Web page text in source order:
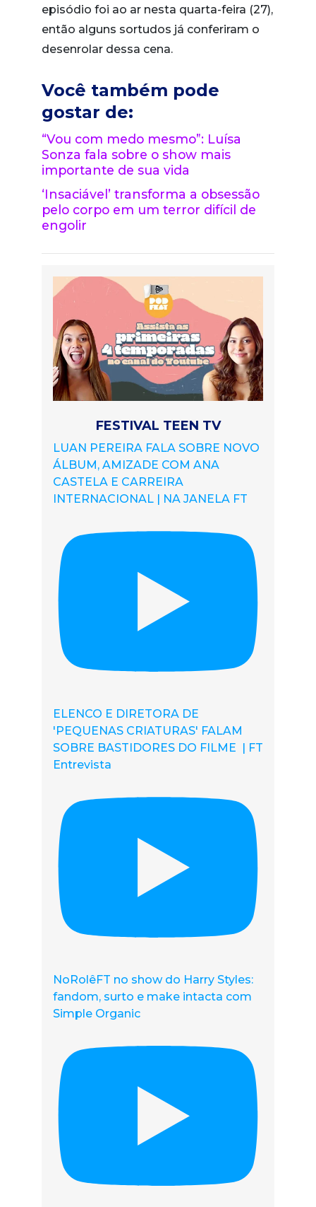
episódio foi ao ar nesta quarta-feira (27),
então alguns sortudos já conferiram o
desenrolar dessa cena.
Você também pode
gostar de:
“Vou com medo mesmo”: Luísa
Sonza fala sobre o show mais
importante de sua vida
‘Insaciável’ transforma a obsessão
pelo corpo em um terror difícil de
engolir
FESTIVAL TEEN TV
LUAN PEREIRA FALA SOBRE NOVO
ÁLBUM, AMIZADE COM ANA
CASTELA E CARREIRA
INTERNACIONAL | NA JANELA FT
ELENCO E DIRETORA DE
'PEQUENAS CRIATURAS' FALAM
SOBRE BASTIDORES DO FILME | FT
Entrevista
NoRolêFT no show do Harry Styles:
fandom, surto e make intacta com
Simple Organic